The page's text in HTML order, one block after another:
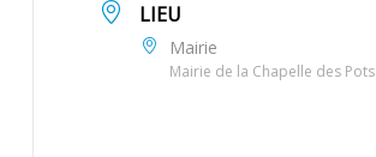
LIEU
Mairie
Mairie de la Chapelle des Pots